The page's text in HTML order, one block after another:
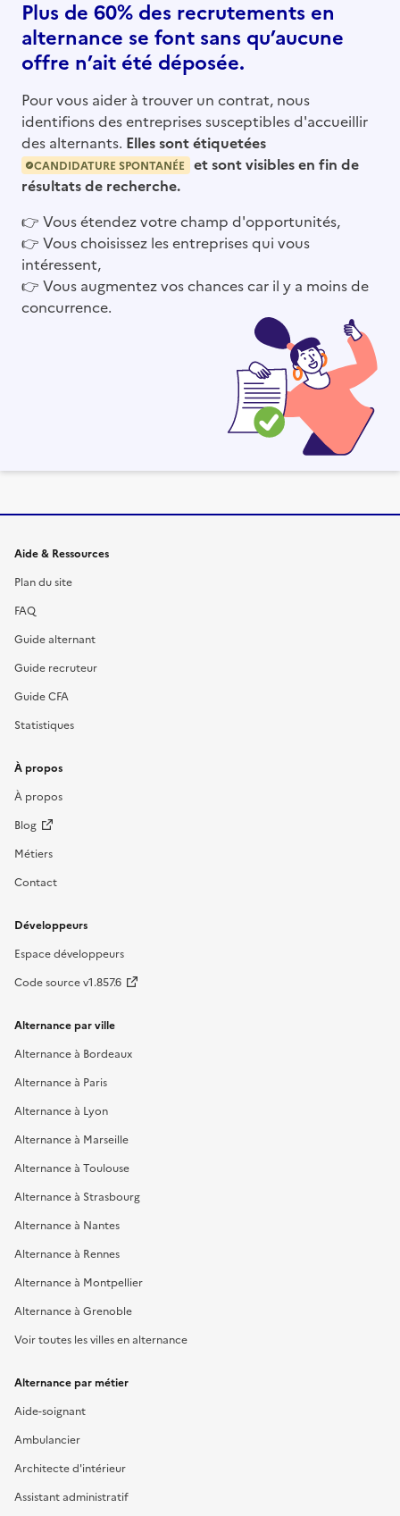
Plus de 60% des recrutements en
alternance se font sans qu’aucune
offre n’ait été déposée.
Pour vous aider à trouver un contrat, nous
identifions des entreprises susceptibles d'accueillir
des alternants. Elles sont étiquetées
CANDIDATURE SPONTANÉE
et sont visibles en fin de
résultats de recherche.
👉 Vous étendez votre champ d'opportunités,
👉 Vous choisissez les entreprises qui vous
intéressent,
👉 Vous augmentez vos chances car il y a moins de
concurrence.
Informations et liens du site
Aide & Ressources
Plan du site
FAQ
Guide alternant
Guide recruteur
Guide CFA
Statistiques
À propos
À propos
Blog
Métiers
Contact
Développeurs
Espace développeurs
Code source v1.857.6
Alternance par ville
Alternance à Bordeaux
Alternance à Paris
Alternance à Lyon
Alternance à Marseille
Alternance à Toulouse
Alternance à Strasbourg
Alternance à Nantes
Alternance à Rennes
Alternance à Montpellier
Alternance à Grenoble
Voir toutes les villes en alternance
Alternance par métier
Aide-soignant
Ambulancier
Architecte d'intérieur
Assistant administratif